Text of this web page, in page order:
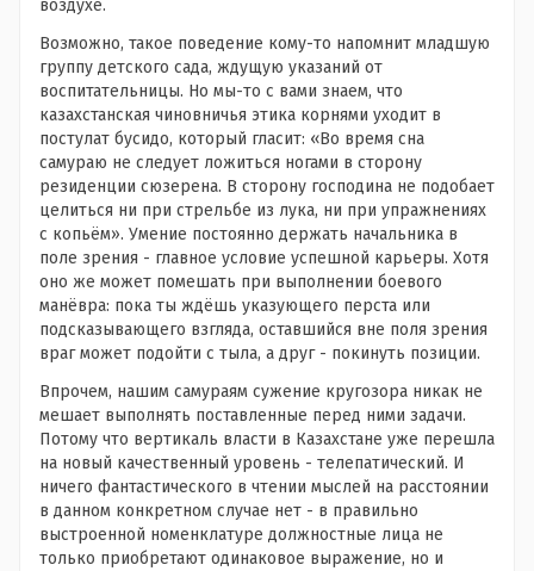
воздухе.
Возможно, такое поведение кому-то напомнит младшую
группу детского сада, ждущую указаний от
воспитательницы. Но мы-то с вами знаем, что
казахстанская чиновничья этика корнями уходит в
постулат бусидо, который гласит: «Во время сна
самураю не следует ложиться ногами в сторону
резиденции сюзерена. В сторону господина не подобает
целиться ни при стрельбе из лука, ни при упражнениях
с копьём». Умение постоянно держать начальника в
поле зрения - главное условие успешной карьеры. Хотя
оно же может помешать при выполнении боевого
манёвра: пока ты ждёшь указующего перста или
подсказывающего взгляда, оставшийся вне поля зрения
враг может подойти с тыла, а друг - покинуть позиции.
Впрочем, нашим самураям сужение кругозора никак не
мешает выполнять поставленные перед ними задачи.
Потому что вертикаль власти в Казахстане уже перешла
на новый качественный уровень - телепатический. И
ничего фантастического в чтении мыслей на расстоянии
в данном конкретном случае нет - в правильно
выстроенной номенклатуре должностные лица не
только приобретают одинаковое выражение, но и